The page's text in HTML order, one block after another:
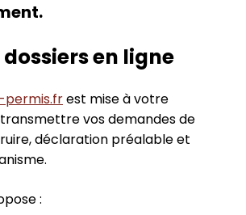
en ligne
permis.frest mise à votre
vos demandes de
déclaration préalable et
: